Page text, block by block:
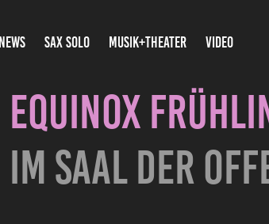
NEWS SAX SOLO MUSIK+THEATER VIDEO
EQUINOX
im Saal der